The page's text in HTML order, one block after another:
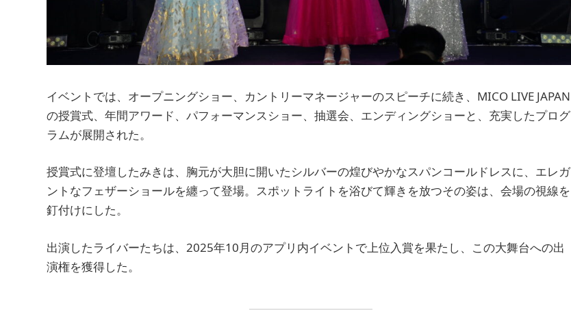
イベントでは、オープニングショー、カントリーマネージャーのスピーチに続き、MICO LIVE JAPAN
の授賞式、年間アワード、パフォーマンスショー、抽選会、エンディングショーと、充実したプログ
ラムが展開された。
授賞式に登壇したみきは、胸元が大胆に開いたシルバーの煌びやかなスパンコールドレスに、エレガ
ントなフェザーショールを纏って登場。スポットライトを浴びて輝きを放つその姿は、会場の視線を
釘付けにした。
出演したライバーたちは、2025年10月のアプリ内イベントで上位入賞を果たし、この大舞台への出
演権を獲得した。